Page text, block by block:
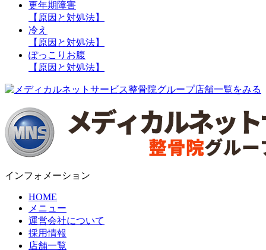
更年期障害
【原因と対処法】
冷え
【原因と対処法】
ぽっこりお腹
【原因と対処法】
インフォメーション
HOME
メニュー
運営会社について
採用情報
店舗一覧